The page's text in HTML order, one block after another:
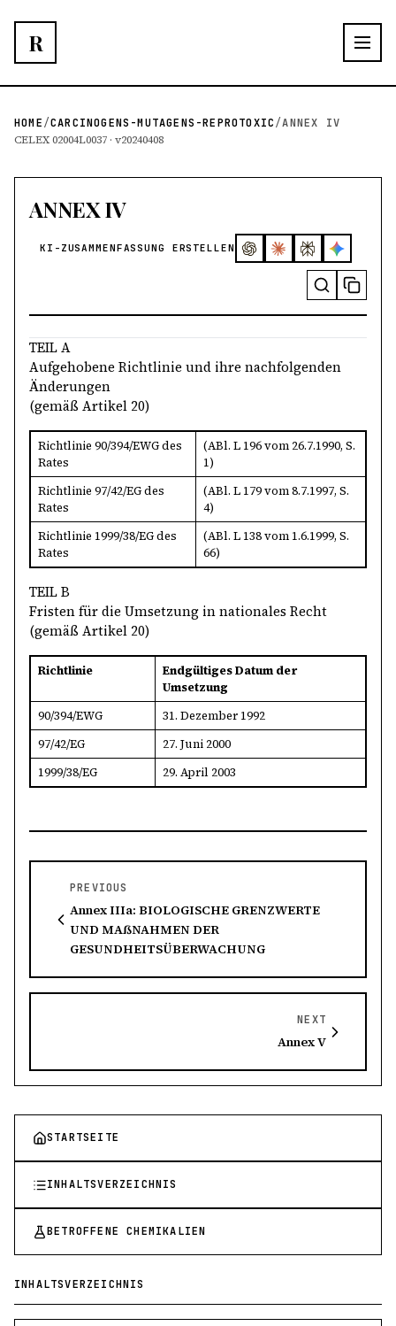
R
HOME/CARCINOGENS-MUTAGENS-REPROTOXIC/ANNEX IV
CELEX 02004L0037 · v20240408
STARTSEITE
INHALTSVERZEICHNIS
BETROFFENE CHEMIKALIEN
INHALTSVERZEICHNIS
ANNEX IV
KI-ZUSAMMENFASSUNG ERSTELLEN
TEIL A
Aufgehobene Richtlinie und ihre nachfolgenden
Änderungen
(gemäß Artikel 20)
Richtlinie 90/394/EWG des
Rates
(ABl. L 196 vom 26.7.1990, S.
1)
Richtlinie 97/42/EG des
Rates
(ABl. L 179 vom 8.7.1997, S.
4)
Richtlinie 1999/38/EG des
Rates
(ABl. L 138 vom 1.6.1999, S.
66)
TEIL B
Fristen für die Umsetzung in nationales Recht
(gemäß Artikel 20)
Richtlinie
Endgültiges Datum der
Umsetzung
90/394/EWG
31. Dezember 1992
97/42/EG
27. Juni 2000
1999/38/EG
29. April 2003
PREVIOUS
Annex IIIa: BIOLOGISCHE GRENZWERTE
UND MAẞNAHMEN DER
GESUNDHEITSÜBERWACHUNG
NEXT
Annex V